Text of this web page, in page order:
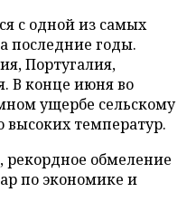
с одной из самых
последние годы.
Португалия,
В конце июня во
ущербе сельскому
высоких температур.
рекордное обмеление
по экономике и